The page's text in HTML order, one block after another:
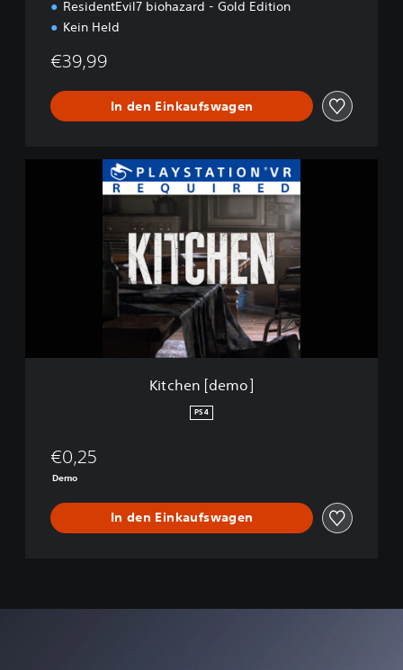
ResidentEvil7 biohazard - Gold Edition
Kein Held
€39,99
In den Einkaufswagen
o
Kitchen [demo]
PS4
€0,25
Demo
In den Einkaufswagen